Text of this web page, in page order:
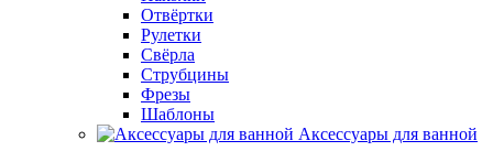
Отвёртки
Рулетки
Свёрла
Струбцины
Фрезы
Шаблоны
Аксессуары для ванной